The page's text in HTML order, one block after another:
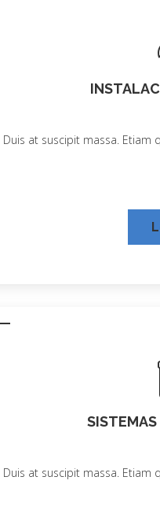
Duis at suscipit massa. Etiam
Duis at suscipit massa. Etiam